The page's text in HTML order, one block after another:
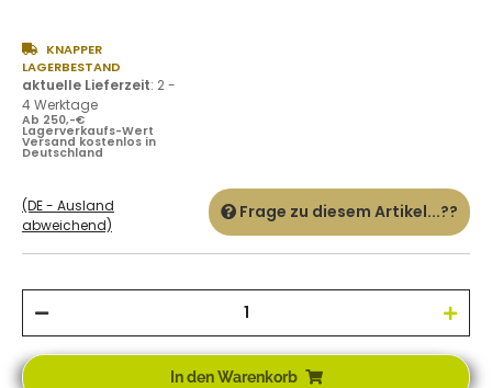
KNAPPER
LAGERBESTAND
aktuelle Lieferzeit: 2 -
4 Werktage
Ab 250,-€
Lagerverkaufs-Wert
Versand kostenlos in
Deutschland
(DE - Ausland
abweichend)
Frage zu diesem Artikel...??
In den Warenkorb